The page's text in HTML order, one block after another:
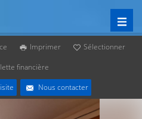
Imprimer
Sélectionner
financière
Nous contacter